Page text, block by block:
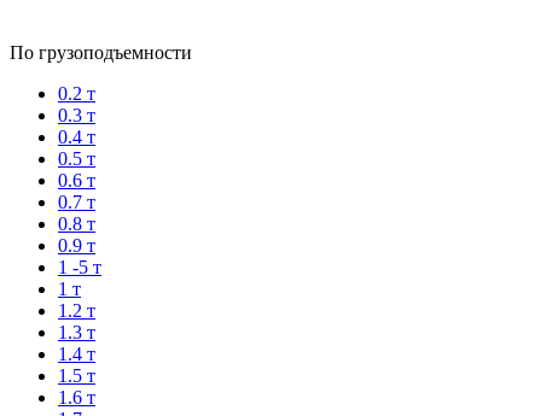
По грузоподъемности
0.2 т
0.3 т
0.4 т
0.5 т
0.6 т
0.7 т
0.8 т
0.9 т
1 -5 т
1 т
1.2 т
1.3 т
1.4 т
1.5 т
1.6 т